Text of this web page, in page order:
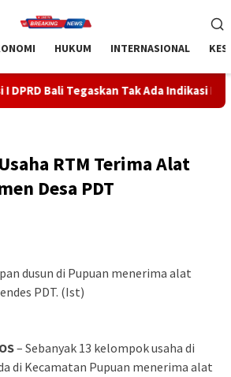
HUKUM INTERNASIONAL
Ada Indikasi Penyalahgunaan Barang
RTM Terima Alat
Desa PDT
dusun di Pupuan menerima alat
PDT. (Ist)
– Sebanyak 13 kelompok usaha di
di Kecamatan Pupuan menerima alat